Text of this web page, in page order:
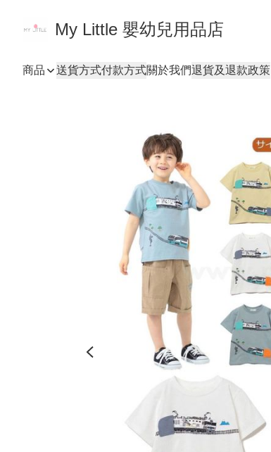
My Little 嬰幼兒用品店
商品 送貨方式付款方式關於我們退貨及退款政策